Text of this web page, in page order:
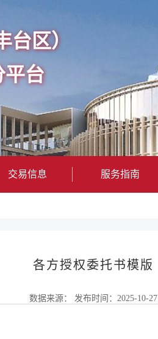
区）
平台
交易信息 服务指南
各方授权委托书模版
数据来源： 发布时间： 2025-10-27